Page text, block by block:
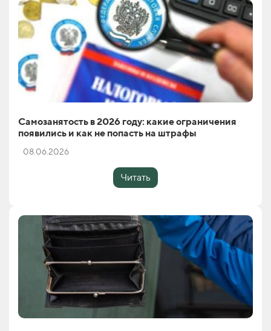
Самозанятость в 2026 году: какие ограничения
появились и как не попасть на штрафы
08.06.2026
Читать